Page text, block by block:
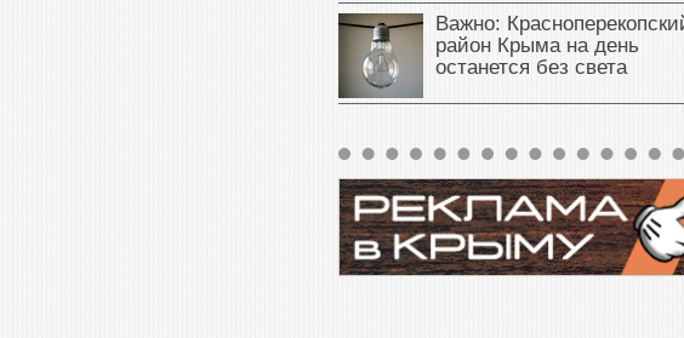
Важно:
район Крыма на день
останется без света